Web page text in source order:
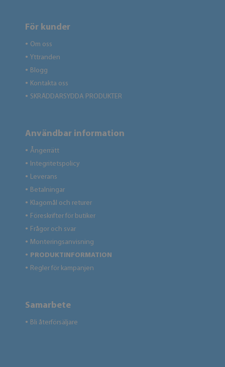
För kunder
● Om oss
● Yttranden
● Blogg
● Kontakta oss
● SKRÄDDARSYDDA PRODUKTER
Användbar information
● Ångerrätt
● Integritetspolicy
● Leverans
● Betalningar
● Klagomål och returer
● Föreskrifter för butiker
● Frågor och svar
● Monteringsanvisning
● PRODUKTINFORMATION
● Regler för kampanjen
Samarbete
● Bli återförsäljare